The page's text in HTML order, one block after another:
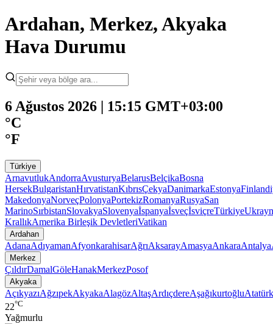
Ardahan, Merkez, Akyaka
Hava Durumu
6 Ağustos 2026 | 15:15 GMT+03:00
°C
°F
Türkiye
ArnavutlukAndorraAvusturyaBelarusBelçikaBosna
HersekBulgaristanHırvatistanKıbrısÇekyaDanimarkaEstonya
MakedonyaNorveçPolonyaPortekizRomanyaRusyaSan
MarinoSırbistanSlovakyaSlovenyaİspanyaİsveçİsviçreTürkiye
KrallıkAmerika Birleşik DevletleriVatikan
Ardahan
AdanaAdıyamanAfyonkarahisarAğrıAksarayAmasyaAnkaraAntalya
Merkez
ÇıldırDamalGöleHanakMerkezPosof
Akyaka
AçıkyazıAğzıpekAkyakaAlagözAltaşArdıçdereAşağıkurtoğluAtatürk
22°C
Yağmurlu